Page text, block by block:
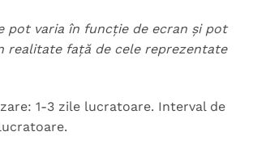
pot varia în funcție de ecran și pot
realitate față de cele reprezentate
1-3 zile lucratoare. Interval de